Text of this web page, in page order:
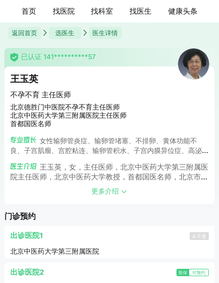
首页 找医院 找科室 找医生 健康头条
返回首页 选医生 医生详情
已认证 141**********57
王玉英
不孕不育 主任医师
北京德胜门中医院不孕不育主任医师
北京中医药大学第三附属医院主任医师
首都国医名师
女性输卵管炎症、输卵管堵塞、不排卵、黄体功能不
良、子宫肌瘤、宫腔粘连、输卵管积水、子宫内膜异位症、高泌
等；男性无精、少精弱精、血精、精子畸形和死精、勃起功能障
碍、逆行射精、附睾炎、睾丸炎、前列腺炎、甲状腺功能亢进症
王玉英，女，主任医师，北京中医药大学第三附属医
院主任医师，北京中医药大学教授，首都国医名师，北京市级
中医药专家学术经验继承工作指导老师，北京中医妇幼名医传
承工作室医师，北京中医药“薪火”传承3+3基层名老中医专家
中医专家，妇科专家。出身于中医世家，从小深得父亲(鞍山
生，又师从北京中医药大学教授刘渡舟、马雨人，从事中医工
更多介绍
门诊预约
出诊医院1 未开通
北京中医药大学第三附属医院
出诊医院2 医保 可预约